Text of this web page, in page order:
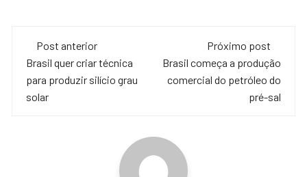
e
b
o
er s
A
Navegação
de
post
Post anterior
Brasil quer criar técnica
para produzir silício grau
solar
Próximo post
Brasil começa a produção
comercial do petróleo do
pré-sal